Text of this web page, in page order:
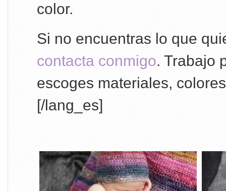
color.
Si no encuentras lo que
contacta conmigo. Trabajo
escoges materiales,
[/lang_es]